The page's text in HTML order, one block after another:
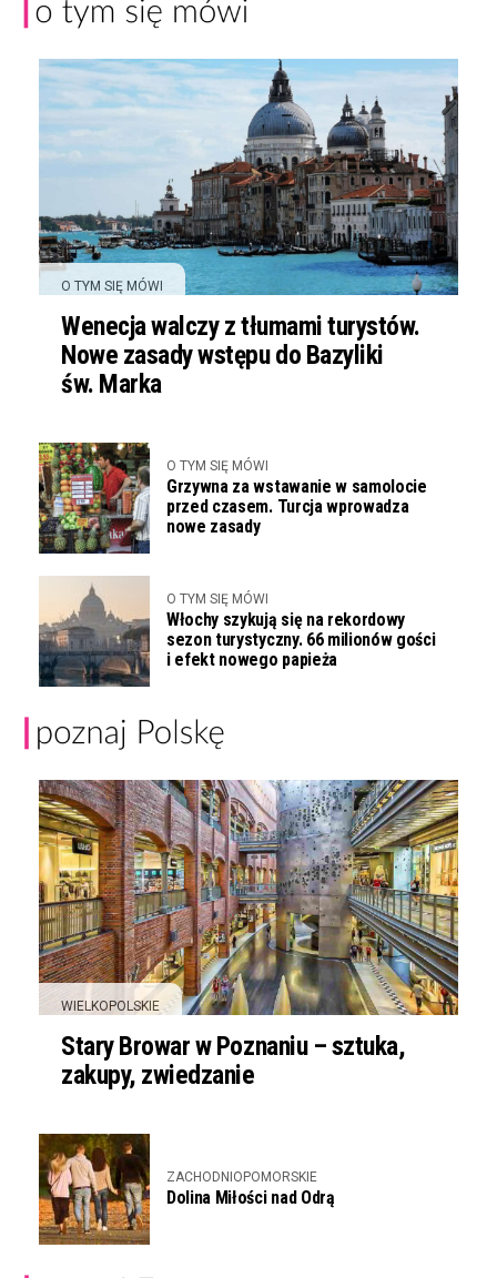
O TYM SIĘ MÓWI
Wenecja walczy z tłumami turystów.
Nowe zasady wstępu do Bazyliki
św. Marka
O TYM SIĘ MÓWI
Grzywna za wstawanie w samolocie
przed czasem. Turcja wprowadza
nowe zasady
O TYM SIĘ MÓWI
Włochy szykują się na rekordowy
sezon turystyczny. 66 milionów gości
i efekt nowego papieża
WIELKOPOLSKIE
Stary Browar w Poznaniu – sztuka,
zakupy, zwiedzanie
ZACHODNIOPOMORSKIE
Dolina Miłości nad Odrą